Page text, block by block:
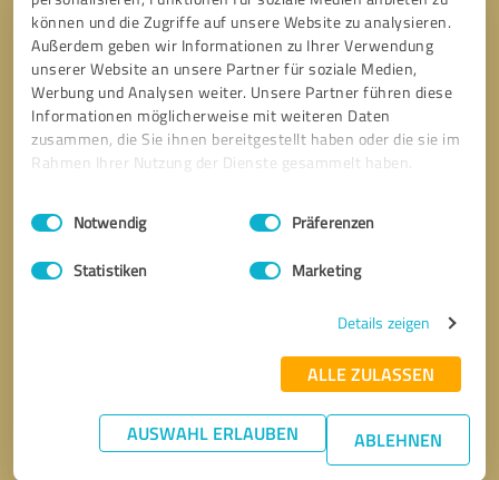
können und die Zugriffe auf unsere Website zu analysieren.
Außerdem geben wir Informationen zu Ihrer Verwendung
unserer Website an unsere Partner für soziale Medien,
Werbung und Analysen weiter. Unsere Partner führen diese
Informationen möglicherweise mit weiteren Daten
zusammen, die Sie ihnen bereitgestellt haben oder die sie im
Rahmen Ihrer Nutzung der Dienste gesammelt haben.
Impressum Datenschutzbestimmungen
Einwilligungsauswahl
Notwendig Präferenzen
Statistiken Marketing
Details zeigen
ALLE ZULASSEN
AUSWAHL ERLAUBEN ABLEHNEN
* Erforderliche Angaben
Nachricht senden